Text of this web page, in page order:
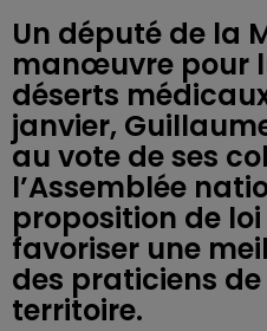
Un député de la
manœuvre pour
déserts
janvier,
au vote de ses
l’Assemblée
proposition de
favoriser une
des praticiens
territoire.